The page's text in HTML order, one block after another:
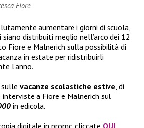
Fiore
aumentare i giorni di scuola,
distribuiti meglio nell’arco dei 12
Fiore e Malnerich sulla possibilità di
in estate per ridistribuirli
l’anno.
vacanze scolastiche estive , di
interviste a Fiore e Malnerich sul
in edicola.
digitale in promo cliccate QUI.